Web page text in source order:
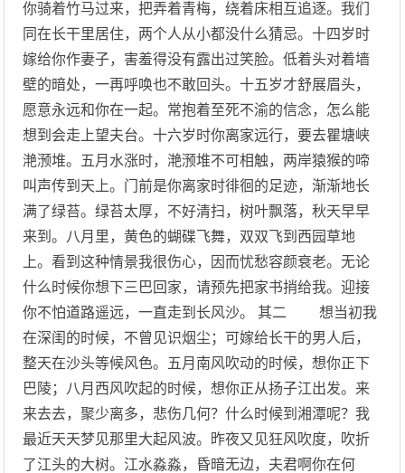
你骑着竹马过来，把弄着青梅，绕着床相互追逐。我们
同在长干里居住，两个人从小都没什么猜忌。十四岁时
嫁给你作妻子，害羞得没有露出过笑脸。低着头对着墙
壁的暗处，一再呼唤也不敢回头。十五岁才舒展眉头，
愿意永远和你在一起。常抱着至死不渝的信念，怎么能
想到会走上望夫台。十六岁时你离家远行，要去瞿塘峡
滟滪堆。五月水涨时，滟滪堆不可相触，两岸猿猴的啼
叫声传到天上。门前是你离家时徘徊的足迹，渐渐地长
满了绿苔。绿苔太厚，不好清扫，树叶飘落，秋天早早
来到。八月里，黄色的蝴碟飞舞，双双飞到西园草地
上。看到这种情景我很伤心，因而忧愁容颜衰老。无论
什么时候你想下三巴回家，请预先把家书捎给我。迎接
你不怕道路遥远，一直走到长风沙。 其二 想当初我
在深闺的时候，不曾见识烟尘；可嫁给长干的男人后，
整天在沙头等候风色。五月南风吹动的时候，想你正下
巴陵；八月西风吹起的时候，想你正从扬子江出发。来
来去去，聚少离多，悲伤几何？什么时候到湘潭呢？我
最近天天梦见那里大起风波。昨夜又见狂风吹度，吹折
了江头的大树。江水淼淼，昏暗无边，夫君啊你在何